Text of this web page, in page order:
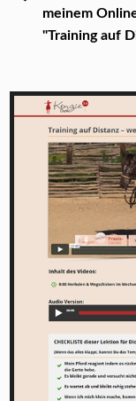
meinem
"Training auf